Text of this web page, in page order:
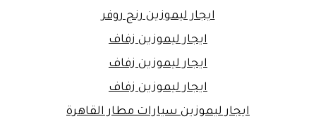
ايجار ليموزين رنج روفر
ايجار ليموزين زفاف
ايجار ليموزين زفاف
ايجار ليموزين زفاف
ايجار ليموزين سيارات مطار القاهرة